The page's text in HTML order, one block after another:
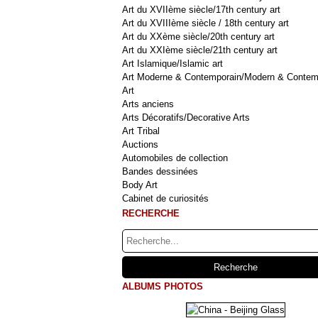
Art du XVIIème siècle/17th century art
Art du XVIIIème siècle / 18th century art
Art du XXème siècle/20th century art
Art du XXIème siècle/21th century art
Art Islamique/Islamic art
Art Moderne & Contemporain/Modern &
Art
Arts anciens
Arts Décoratifs/Decorative Arts
Art Tribal
Auctions
Automobiles de collection
Bandes dessinées
Body Art
Cabinet de curiosités
RECHERCHE
ALBUMS PHOTOS